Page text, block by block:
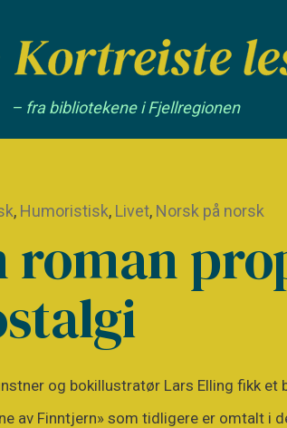
– fra bibliotekene i Fjellregionen
, Humoristisk, Livet, Norsk på norsk
roman
og bokillustratør Lars Elling fikk
av Finntjern» som tidligere er omtalt i